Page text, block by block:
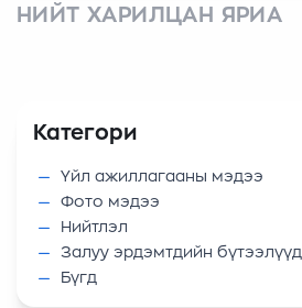
НИЙТ ХАРИЛЦАН ЯРИА
Категори
Үйл ажиллагааны мэдээ
Фото мэдээ
Нийтлэл
Залуу эрдэмтдийн бүтээлүүд
Бүгд